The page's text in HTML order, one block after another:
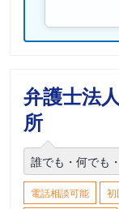
弁護士法
所
誰でも・何でも
電話相談可能 初